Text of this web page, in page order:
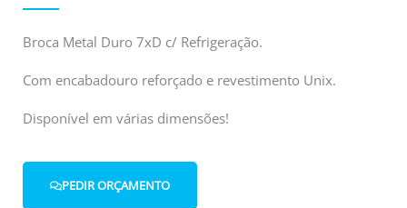
Broca Metal Duro 7xD c/ Refrigeração.
Com encabadouro reforçado e revestimento Unix.
Disponível em várias dimensões!
PEDIR ORÇAMENTO